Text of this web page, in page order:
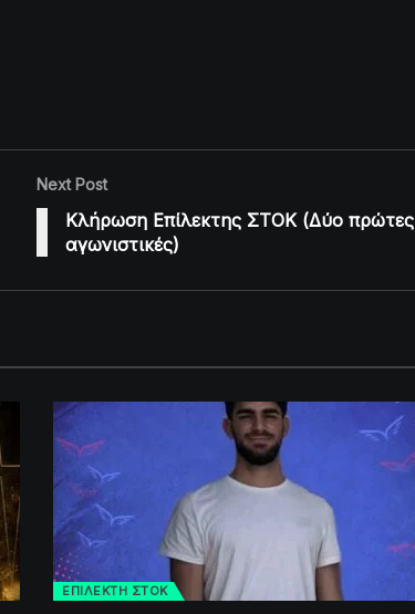
Next Post
Κλήρωση Επίλεκτης ΣΤΟΚ (Δύο πρώτες
αγωνιστικές)
ΕΠΙΛΕΚΤΗ ΣΤΟΚ